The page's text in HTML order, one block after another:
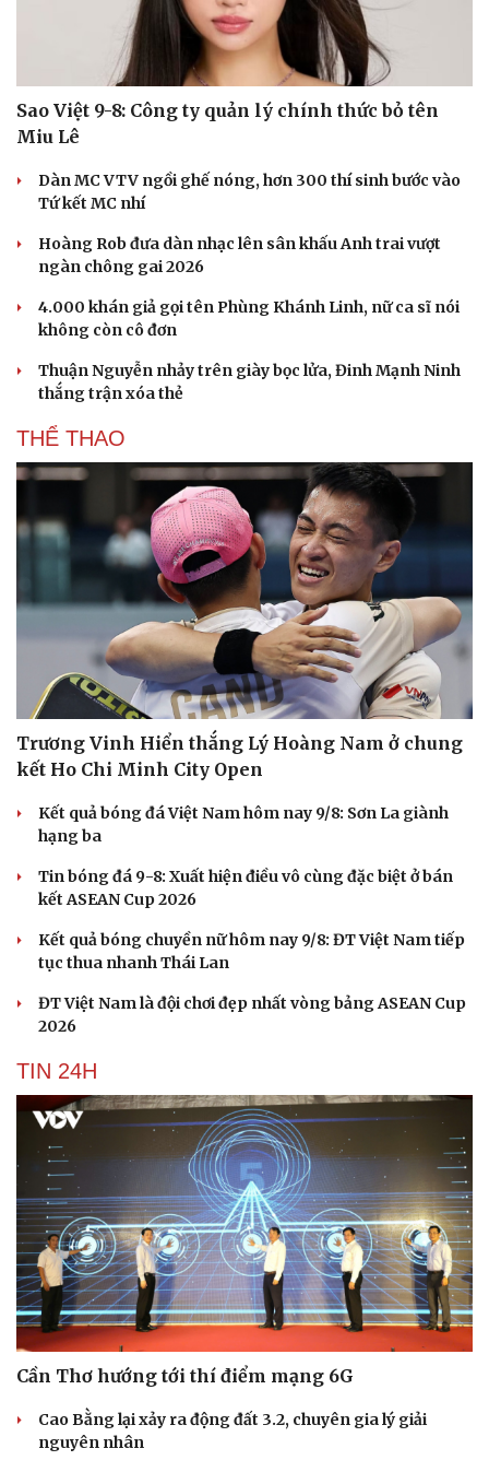
Tư vấn
Săn Tour
Câu chuyện thời sự
Hạt giống tâm hồn
Sao Việt 9-8: Công ty quản lý chính thức bỏ tên
Miu Lê
Dàn MC VTV ngồi ghế nóng, hơn 300 thí sinh bước vào
Tứ kết MC nhí
Hoàng Rob đưa dàn nhạc lên sân khấu Anh trai vượt
ngàn chông gai 2026
4.000 khán giả gọi tên Phùng Khánh Linh, nữ ca sĩ nói
không còn cô đơn
Thuận Nguyễn nhảy trên giày bọc lửa, Đinh Mạnh Ninh
thắng trận xóa thẻ
THỂ THAO
Trương Vinh Hiển thắng Lý Hoàng Nam ở chung
kết Ho Chi Minh City Open
Kết quả bóng đá Việt Nam hôm nay 9/8: Sơn La giành
hạng ba
Tin bóng đá 9-8: Xuất hiện điều vô cùng đặc biệt ở bán
kết ASEAN Cup 2026
Kết quả bóng chuyền nữ hôm nay 9/8: ĐT Việt Nam tiếp
tục thua nhanh Thái Lan
ĐT Việt Nam là đội chơi đẹp nhất vòng bảng ASEAN Cup
2026
TIN 24H
Cần Thơ hướng tới thí điểm mạng 6G
Cao Bằng lại xảy ra động đất 3.2, chuyên gia lý giải
nguyên nhân